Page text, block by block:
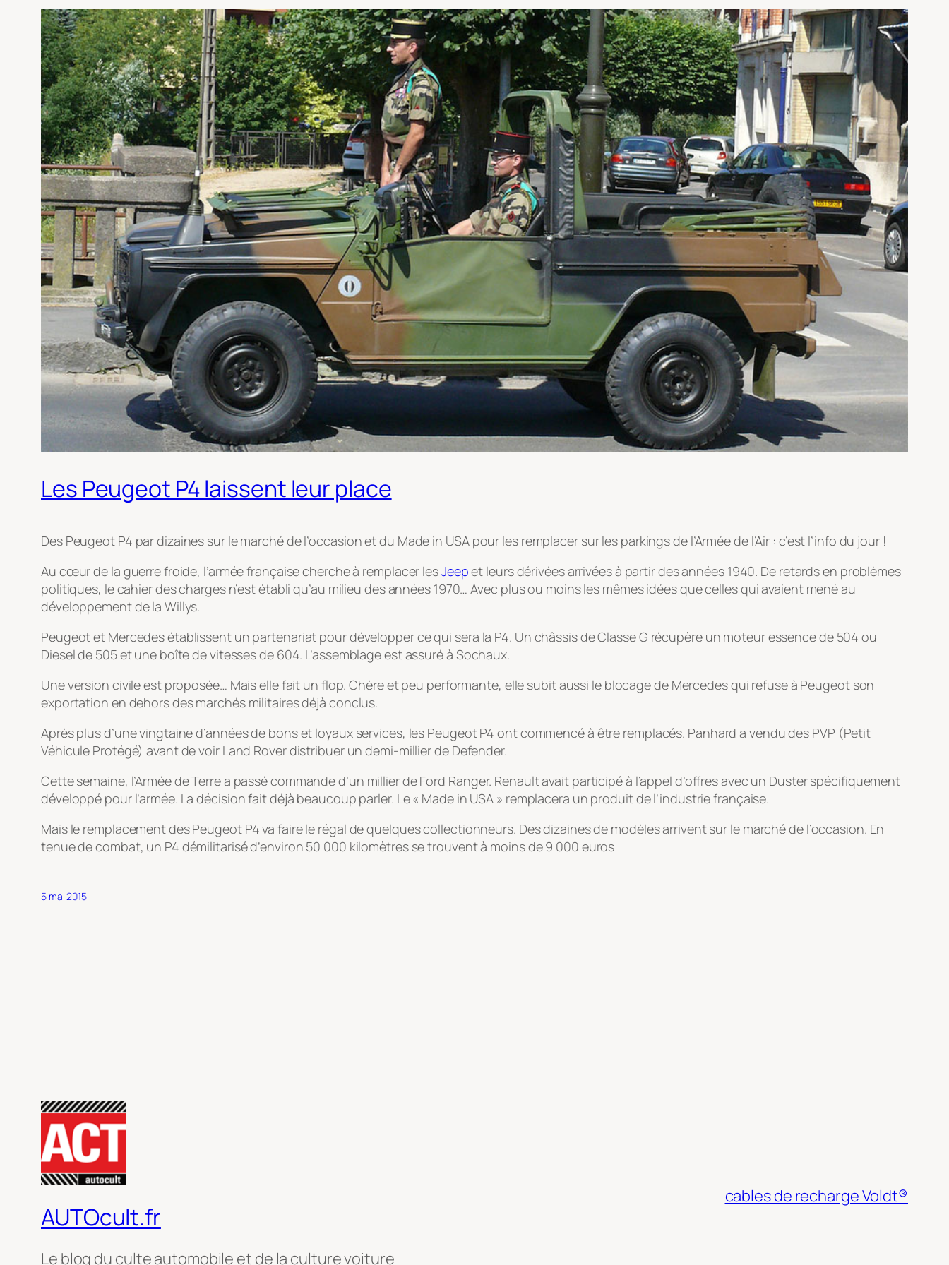
Les Peugeot P4 laissent leur place
Des Peugeot P4 par dizaines sur le marché de l’occasion et du Made in USA pour les remplacer sur les parkings de l’Armée de l’Air : c’est l’info du jour !
Au cœur de la guerre froide, l’armée française cherche à remplacer lesJeepet leurs dérivées arrivées à partir des années 1940. De retards en problèmes
politiques, le cahier des charges n’est établi qu’au milieu des années 1970… Avec plus ou moins les mêmes idées que celles qui avaient mené au
développement de la Willys.
Peugeot et Mercedes établissent un partenariat pour développer ce qui sera la P4. Un châssis de Classe G récupère un moteur essence de 504 ou
Diesel de 505 et une boîte de vitesses de 604. L’assemblage est assuré à Sochaux.
Une version civile est proposée… Mais elle fait un flop. Chère et peu performante, elle subit aussi le blocage de Mercedes qui refuse à Peugeot son
exportation en dehors des marchés militaires déjà conclus.
Après plus d’une vingtaine d’années de bons et loyaux services, les Peugeot P4 ont commencé à être remplacés. Panhard a vendu des PVP (Petit
Véhicule Protégé) avant de voir Land Rover distribuer un demi-millier de Defender.
Cette semaine, l’Armée de Terre a passé commande d’un millier de Ford Ranger. Renault avait participé à l’appel d’offres avec un Duster spécifiquement
développé pour l’armée. La décision fait déjà beaucoup parler. Le « Made in USA » remplacera un produit de l’industrie française.
Mais le remplacement des Peugeot P4 va faire le régal de quelques collectionneurs. Des dizaines de modèles arrivent sur le marché de l’occasion. En
tenue de combat, un P4 démilitarisé d’environ 50 000 kilomètres se trouvent à moins de 9 000 euros
5 mai 2015
AUTOcult.fr
Le blog du culte automobile et de la culture voiture
cables de recharge Voldt®